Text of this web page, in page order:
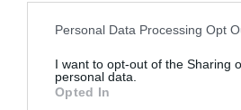
Please note that this website/app
not limited to your visit or usage
grant or deny consent to Google and
use your data for below specified
Personal Data Processing Opt
I want to opt-out of the Sharing
personal data.
Opted In
Ξεκίνησαν ελέγχους οι
καράβια της Ακτοπλοΐας